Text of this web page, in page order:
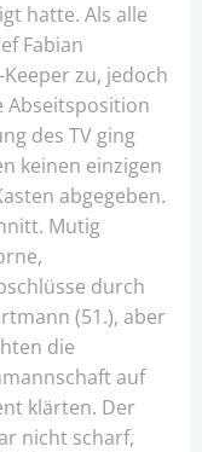
hatte. Als alle
Fabian
zu, jedoch
Abseitsposition
des TV ging
keinen einzigen
abgegeben.
Mutig
durch
(51.), aber
die
auf
klärten. Der
nicht scharf,